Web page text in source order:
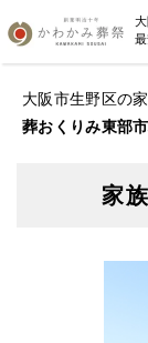
大阪市生野区の
葬おくりみ東部
家